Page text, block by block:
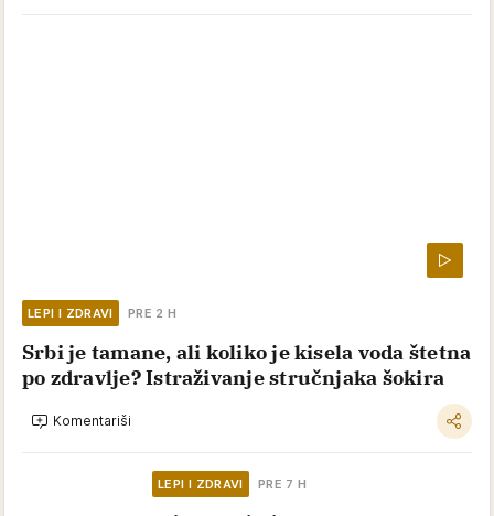
LEPI I ZDRAVI PRE 2 H
Srbi je tamane, ali koliko je kisela voda štetna
po zdravlje? Istraživanje stručnjaka šokira
Komentariši
LEPI I ZDRAVI PRE 7 H